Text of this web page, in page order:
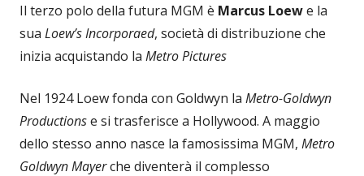
Il terzo polo della futura MGM è Marcus Loewe la
sua Loew’s Incorporaed, società di distribuzione che
inizia acquistando la Metro Pictures
Nel 1924 Loew fonda con Goldwyn la Metro-Goldwyn
Productionse si trasferisce a Hollywood. A maggio
dello stesso anno nasce la famosissima MGM, Metro
Goldwyn Mayerche diventerà il complesso